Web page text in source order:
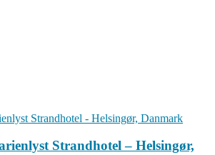
Strandhotel – Helsingør,